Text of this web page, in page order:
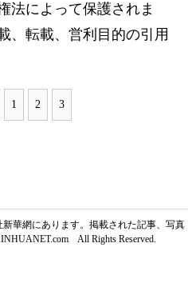
法によって保護されま
、転載、営利目的の引用
1 2 3
華網にあります。掲載された記事、写真
All Rights Reserved.